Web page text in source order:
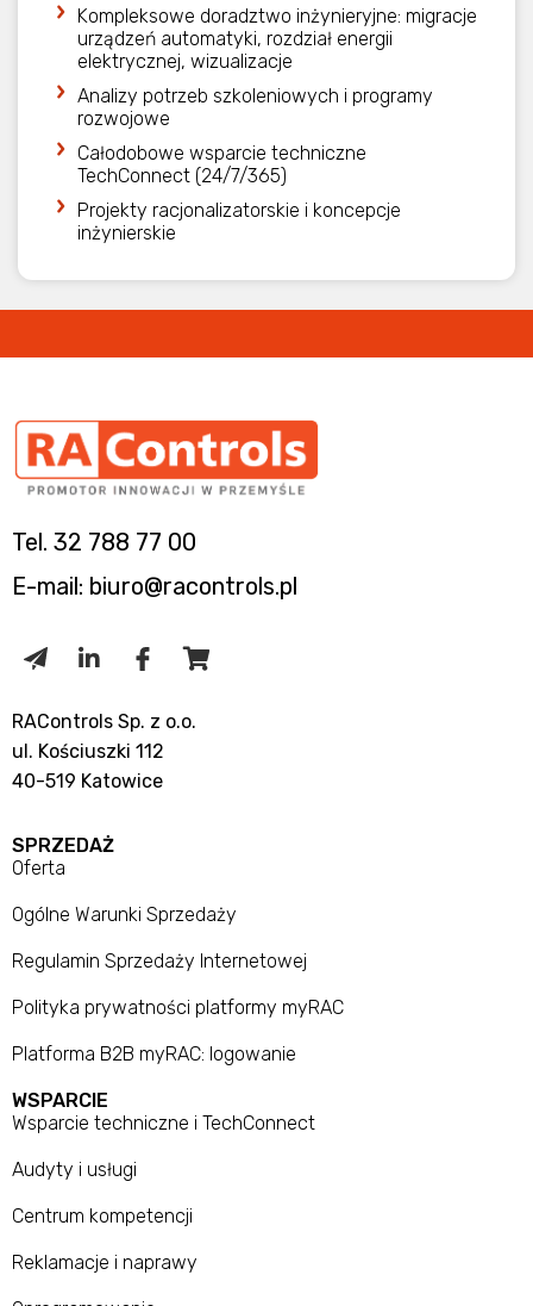
Kompleksowe doradztwo inżynieryjne: migracje
urządzeń automatyki, rozdział energii
elektrycznej, wizualizacje
Analizy potrzeb szkoleniowych i programy
rozwojowe
Całodobowe wsparcie techniczne
TechConnect (24/7/365)
Projekty racjonalizatorskie i koncepcje
inżynierskie
Tel. 32 788 77 00
E-mail: biuro@racontrols.pl
RAControls Sp. z o.o.
ul. Kościuszki 112
40-519 Katowice
SPRZEDAŻ
Oferta
Ogólne Warunki Sprzedaży
Regulamin Sprzedaży Internetowej
Polityka prywatności platformy myRAC
Platforma B2B myRAC: logowanie
WSPARCIE
Wsparcie techniczne i TechConnect
Audyty i usługi
Centrum kompetencji
Reklamacje i naprawy